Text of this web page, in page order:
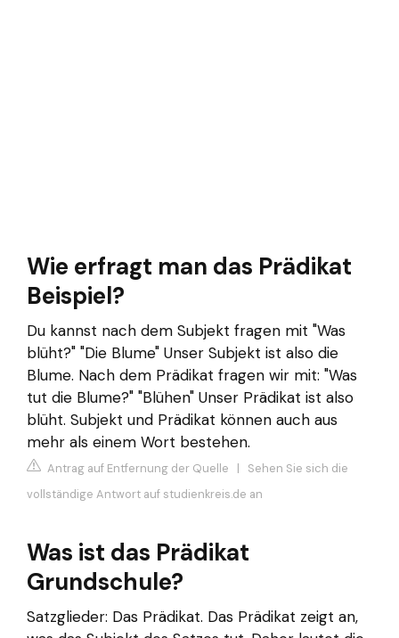
Wie erfragt man das Prädikat
Beispiel?
Du kannst nach dem Subjekt fragen mit "Was
blüht?" "Die Blume" Unser Subjekt ist also die
Blume. Nach dem Prädikat fragen wir mit: "Was
tut die Blume?" "Blühen" Unser Prädikat ist also
blüht. Subjekt und Prädikat können auch aus
mehr als einem Wort bestehen.
Antrag auf Entfernung der Quelle | Sehen Sie sich die
vollständige Antwort auf studienkreis.de an
Was ist das Prädikat
Grundschule?
Satzglieder: Das Prädikat. Das Prädikat zeigt an,